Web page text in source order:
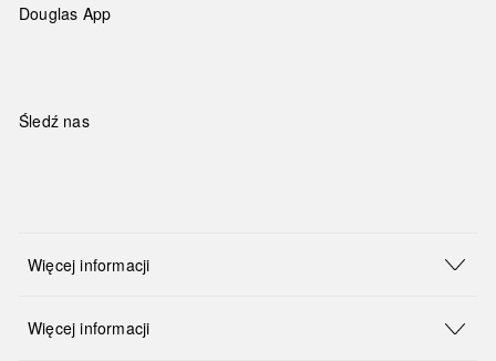
Douglas App
Śledź nas
Więcej informacji
Więcej informacji